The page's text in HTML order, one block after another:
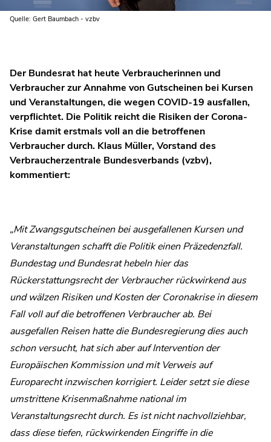
Quelle: Gert Baumbach - vzbv
Der Bundesrat hat heute Verbraucherinnen und
Verbraucher zur Annahme von Gutscheinen bei Kursen
und Veranstaltungen, die wegen COVID-19 ausfallen,
verpflichtet. Die Politik reicht die Risiken der Corona-
Krise damit erstmals voll an die betroffenen
Verbraucher durch. Klaus Müller, Vorstand des
Verbraucherzentrale Bundesverbands (vzbv),
kommentiert:
„Mit Zwangsgutscheinen bei ausgefallenen Kursen und
Veranstaltungen schafft die Politik einen Präzedenzfall.
Bundestag und Bundesrat hebeln hier das
Rückerstattungsrecht der Verbraucher rückwirkend aus
und wälzen Risiken und Kosten der Coronakrise in diesem
Fall voll auf die betroffenen Verbraucher ab. Bei
ausgefallen Reisen hatte die Bundesregierung dies auch
schon versucht, hat sich aber auf Intervention der
Europäischen Kommission und mit Verweis auf
Europarecht inzwischen korrigiert. Leider setzt sie diese
umstrittene Krisenmaßnahme national im
Veranstaltungsrecht durch. Es ist nicht nachvollziehbar,
dass diese tiefen, rückwirkenden Eingriffe in die